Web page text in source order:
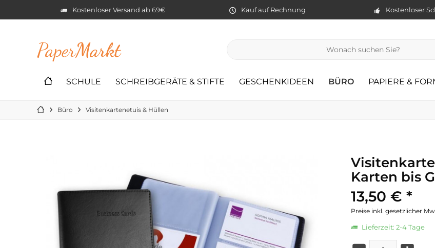
Kostenloser Versand ab 69€ Kauf auf Rechnung Kostenloser
PaperMarkt
SCHULE SCHREIBGERÄTE & STIFTE GESCHENKIDEEN BÜRO PAPIERE &
Büro Visitenkartenetuis & Hüllen
Karten bis
13,50 € *
Preise inkl. gesetzlicher
Lieferzeit: 2-4 Tage